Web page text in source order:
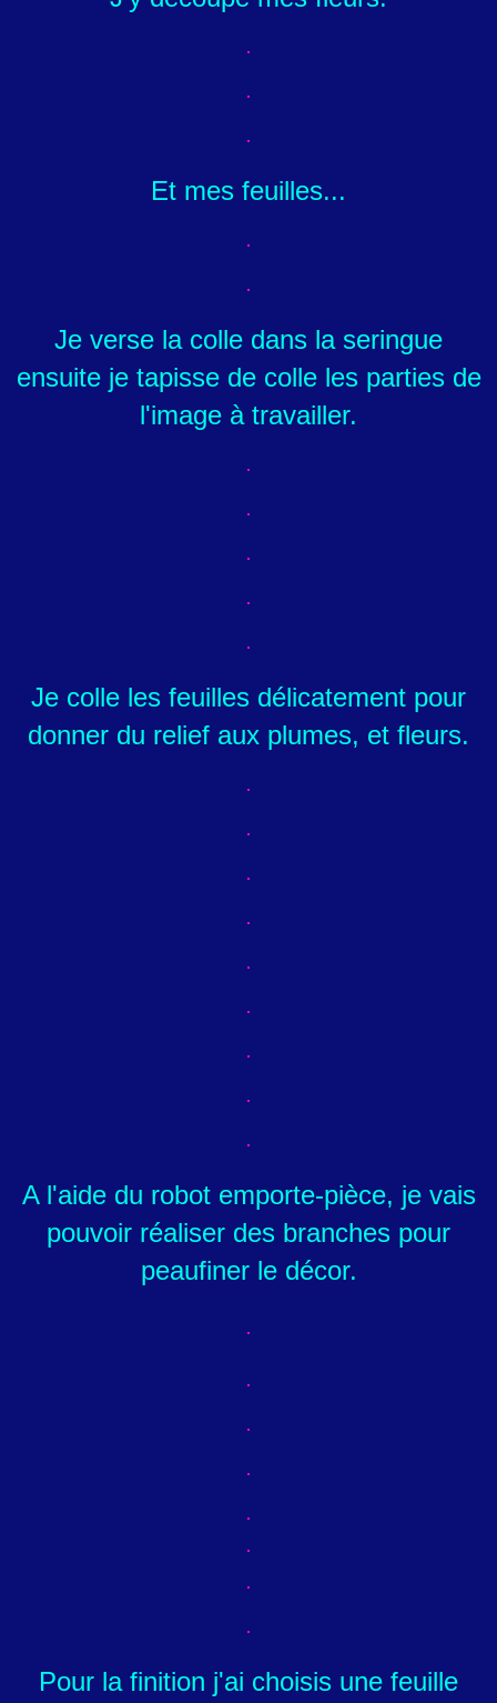
Et mes feuilles...
Je verse la colle dans la seringue
ensuite je tapisse de colle les parties de
l'image à travailler.
Je colle les feuilles délicatement pour
donner du relief aux plumes, et fleurs.
A l'aide du robot emporte-pièce, je vais
pouvoir réaliser des branches pour
peaufiner le décor.
Pour la finition j'ai choisis une feuille